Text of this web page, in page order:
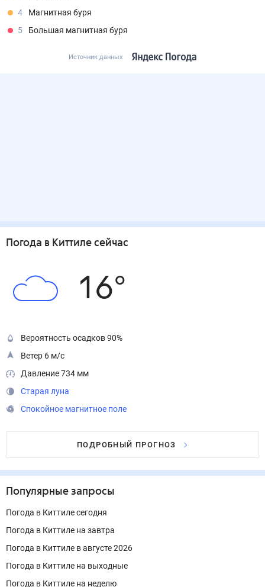
4
Магнитная буря
5
Большая магнитная буря
Источник данных
Погода в Киттиле сейчас
16°
Вероятность осадков 90%
Ветер 6 м/с
Давление 734 мм
Старая луна
Спокойное магнитное поле
ПОДРОБНЫЙ ПРОГНОЗ
Популярные запросы
Погода в Киттиле сегодня
Погода в Киттиле на завтра
Погода в Киттиле в августе 2026
Погода в Киттиле на выходные
Погода в Киттиле на неделю